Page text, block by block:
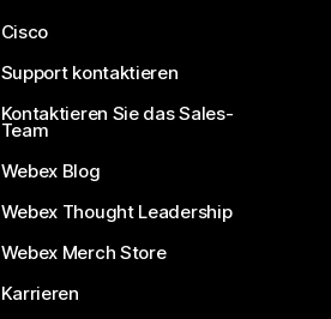
Cisco
Support kontaktieren
Kontaktieren Sie das Sales-
Team
Webex Blog
Webex Thought Leadership
Webex Merch Store
Karrieren